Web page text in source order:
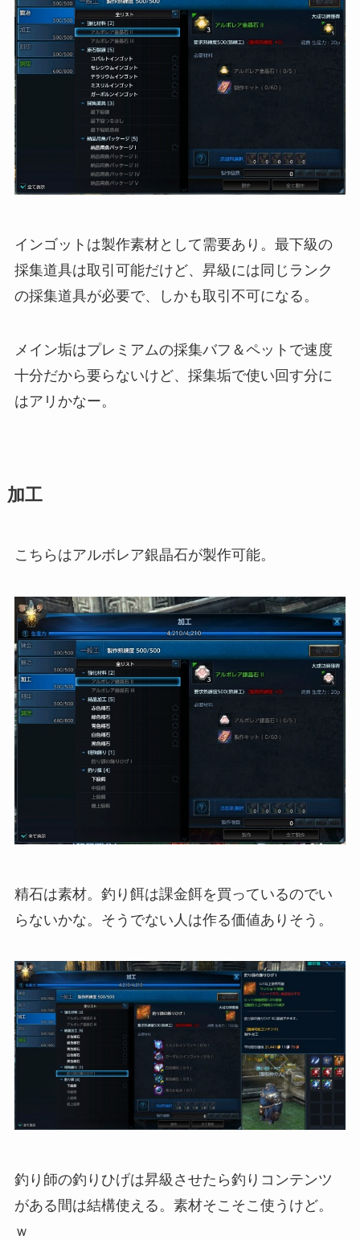
インゴットは製作素材として需要あり。最下級の
採集道具は取引可能だけど、昇級には同じランク
の採集道具が必要で、しかも取引不可になる。
メイン垢はプレミアムの採集バフ＆ペットで速度
十分だから要らないけど、採集垢で使い回す分に
はアリかなー。
加工
こちらはアルボレア銀晶石が製作可能。
精石は素材。釣り餌は課金餌を買っているのでい
らないかな。そうでない人は作る価値ありそう。
釣り師の釣りひげは昇級させたら釣りコンテンツ
がある間は結構使える。素材そこそこ使うけど。
ｗ